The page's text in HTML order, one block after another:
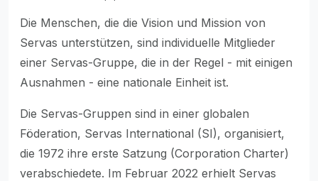
Die Menschen, die die Vision und Mission von
Servas unterstützen, sind individuelle Mitglieder
einer Servas-Gruppe, die in der Regel - mit einigen
Ausnahmen - eine nationale Einheit ist.
Die Servas-Gruppen sind in einer globalen
Föderation, Servas International (SI), organisiert,
die 1972 ihre erste Satzung (Corporation Charter)
verabschiedete. Im Februar 2022 erhielt Servas